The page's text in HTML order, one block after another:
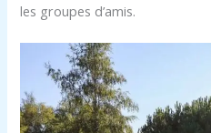
les groupes d’amis.